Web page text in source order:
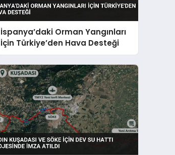
İspanya’daki Orman Yangınları
İçin Türkiye’den Hava Desteği